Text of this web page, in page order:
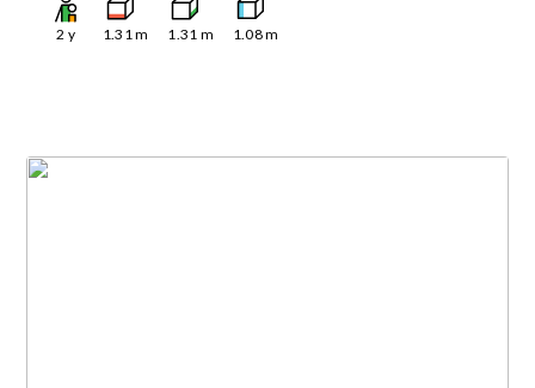
2 y 1.31m 1.31 m 1.08m